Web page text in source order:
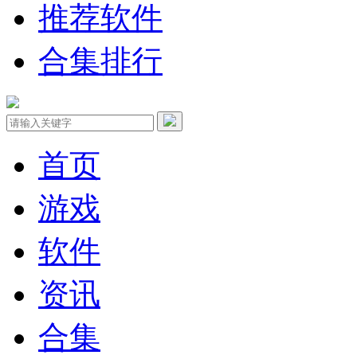
推荐软件
合集排行
首页
游戏
软件
资讯
合集